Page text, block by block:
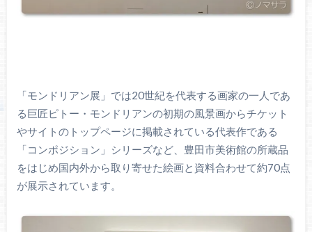
「モンドリアン展」では20世紀を代表する画家の一人であ
る巨匠ピトー・モンドリアンの初期の風景画からチケット
やサイトのトップページに掲載されている代表作である
「コンポジション」シリーズなど、豊田市美術館の所蔵品
をはじめ国内外から取り寄せた絵画と資料合わせて約70点
が展示されています。